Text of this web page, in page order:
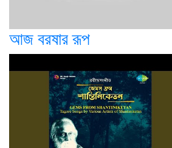
আজ বরষার রূপ